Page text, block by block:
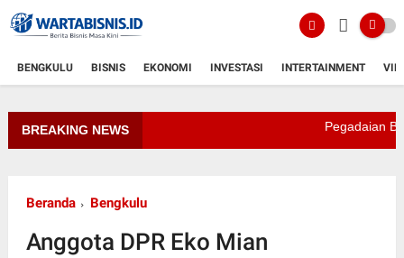
BENGKULU BISNIS EKONOMI INVESTASI INTERTAINMENT
BREAKING NEWS Pegadaian
Beranda Bengkulu
Anggota DPR Eko Mian